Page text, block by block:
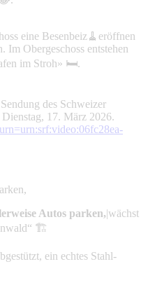
eine Besenbeiz🧹eröffnen
Obergeschoss entstehen
im Stroh» 🛏️.
des Schweizer
17. März 2026.
Autos parken,|wächst
🏗️
ein echtes Stahl-